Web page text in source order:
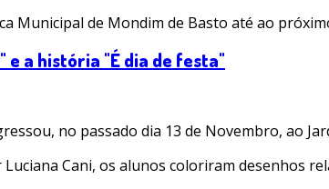
Municipal de Mondim de Basto até ao
a história "É dia de festa"
no passado dia 13 de Novembro, ao
Cani, os alunos coloriram desenhos